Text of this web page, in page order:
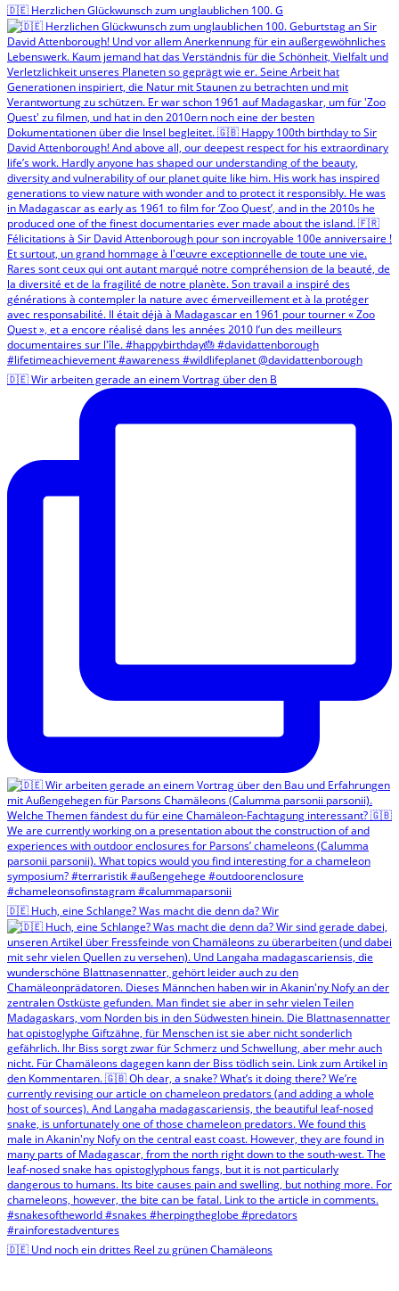
🇩🇪 Herzlichen Glückwunsch zum unglaublichen 100. G
🇩🇪 Wir arbeiten gerade an einem Vortrag über den B
🇩🇪 Huch, eine Schlange? Was macht die denn da? Wir
🇩🇪 Und noch ein drittes Reel zu grünen Chamäleons